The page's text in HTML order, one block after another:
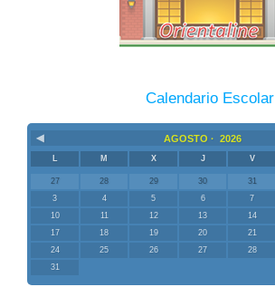
Calendario Escolar
◀ AGOSTO · 2026
M X J V
27 28 29 30 31
3
4 5 6 7
10
11 12 13 14
17
18 19 20 21
24
25 26 27 28
31